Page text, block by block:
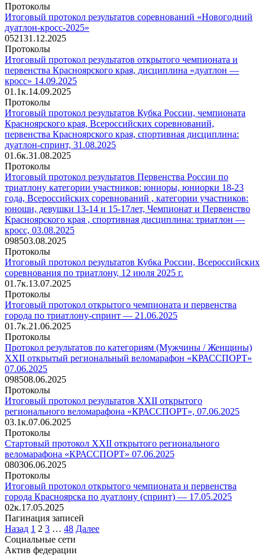
Протоколы
Итоговый протокол результатов соревнований «Новогодний
дуатлон-кросс-2025»
052131.12.2025
Протоколы
Итоговый протокол результатов открытого чемпионата и
первенства Красноярского края, дисциплина «дуатлон —
кросс» 14.09.2025
01.1к.14.09.2025
Протоколы
Итоговый протокол результатов Кубка России, чемпионата
Красноярского края, Всероссийских соревнований,
первенства Красноярского края, спортивная дисциплина:
дуатлон-спринт, 31.08.2025
01.6к.31.08.2025
Протоколы
Итоговый протокол результатов Первенства России по
триатлону категории участников: юниоры, юниорки 18-23
года, Всероссийских соревнований , категории участников:
юноши, девушки 13-14 и 15-17лет, Чемпионат и Первенство
Красноярского края , спортивная дисциплина: триатлон —
кросс, 03.08.2025
098503.08.2025
Протоколы
Итоговый протокол результатов Кубка России, Всероссийских
соревнования по триатлону, 12 июля 2025 г.
01.7к.13.07.2025
Протоколы
Итоговый протокол открытого чемпионата и первенства
города по триатлону-спринт — 21.06.2025
01.7к.21.06.2025
Протоколы
Протокол результатов по категориям (Мужчины / Женщины)
XXII открытый региональный веломарафон «КРАССПОРТ»
07.06.2025
098508.06.2025
Протоколы
Итоговый протокол результатов XXII открытого
регионального веломарафона «КРАССПОРТ», 07.06.2025
03.1к.07.06.2025
Протоколы
Стартовый протокол XXII открытого регионального
веломарафона «КРАССПОРТ» 07.06.2025
080306.06.2025
Протоколы
Итоговый протокол открытого чемпионата и первенства
города Красноярска по дуатлону (спринт) — 17.05.2025
02к.17.05.2025
Пагинация записей
Назад 1 2 3 … 48 Далее
Социальные сети
Актив федерации